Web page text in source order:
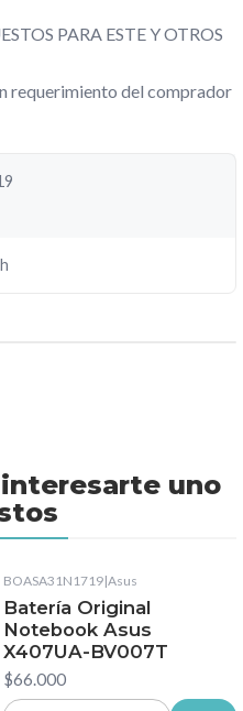
PARA ESTE Y OTROS
requerimiento del comprador
uno
BOASA31N1719|Asus
Batería Original
Notebook Asus
X407UA-BV007T
$66.000